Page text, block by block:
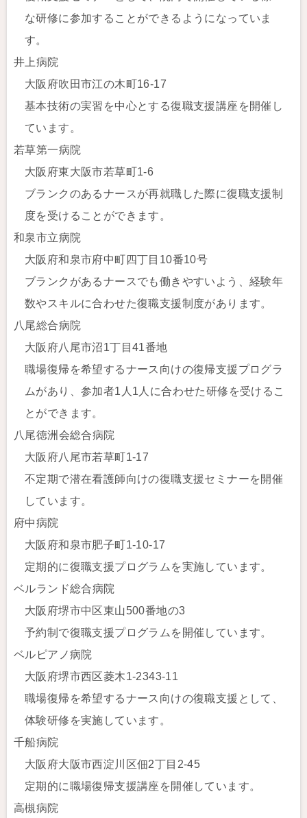
な研修に参加することができるようになっていま
す。
井上病院
大阪府吹田市江の木町16-17
基本技術の実習を中心とする復職支援講座を開催し
ています。
若草第一病院
大阪府東大阪市若草町1-6
ブランクのあるナースが再就職した際に復職支援制
度を受けることができます。
和泉市立病院
大阪府和泉市府中町四丁目10番10号
ブランクがあるナースでも働きやすいよう、経験年
数やスキルに合わせた復職支援制度があります。
八尾総合病院
大阪府八尾市沼1丁目41番地
職場復帰を希望するナース向けの復帰支援プログラ
ムがあり、参加者1人1人に合わせた研修を受けるこ
とができます。
八尾徳洲会総合病院
大阪府八尾市若草町1-17
不定期で潜在看護師向けの復職支援セミナーを開催
しています。
府中病院
大阪府和泉市肥子町1-10-17
定期的に復職支援プログラムを実施しています。
ベルランド総合病院
大阪府堺市中区東山500番地の3
予約制で復職支援プログラムを開催しています。
ベルピアノ病院
大阪府堺市西区菱木1-2343-11
職場復帰を希望するナース向けの復職支援として、
体験研修を実施しています。
千船病院
大阪府大阪市西淀川区佃2丁目2-45
定期的に職場復帰支援講座を開催しています。
高槻病院